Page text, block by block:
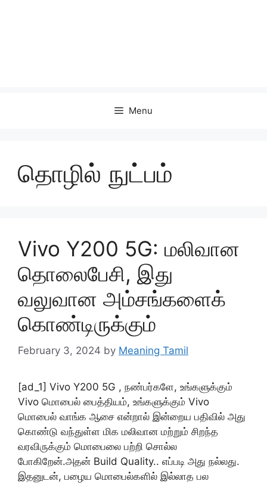
Menu
தொழில் நுட்பம்
Vivo Y200 5G: மலிவான
தொலைபேசி, இது
வலுவான அம்சங்களைக்
கொண்டிருக்கும்
February 3, 2024 by Meaning Tamil
[ad_1] Vivo Y200 5G , நண்பர்களே, உங்களுக்கும்
Vivo மொபைல் பைத்தியம், உங்களுக்கும் Vivo
மொபைல் வாங்க ஆசை என்றால் இன்றைய பதிவில் அது
கொண்டு வந்துள்ள மிக மலிவான மற்றும் சிறந்த
வரவிருக்கும் மொபைலை பற்றி சொல்ல
போகிறேன்.அதன் Build Quality.. எப்படி அது நல்லது.
இதனுடன், பழைய மொபைல்களில் இல்லாத பல